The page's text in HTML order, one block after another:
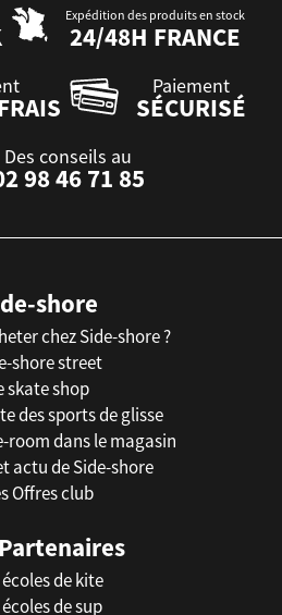
Expédition des produits en stock
24/48H FRANCE
Paiement
SÉCURISÉ
Des conseils au
98 46 71 85
shore
chez Side-shore ?
shore street
skate shop
des sports de glisse
room dans le magasin
actu de Side-shore
Offres club
écoles de kite
écoles de sup